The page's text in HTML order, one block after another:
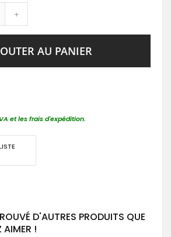
+
AU PANIER
et les frais d'expédition.
D'AUTRES PRODUITS QUE
AIMER !